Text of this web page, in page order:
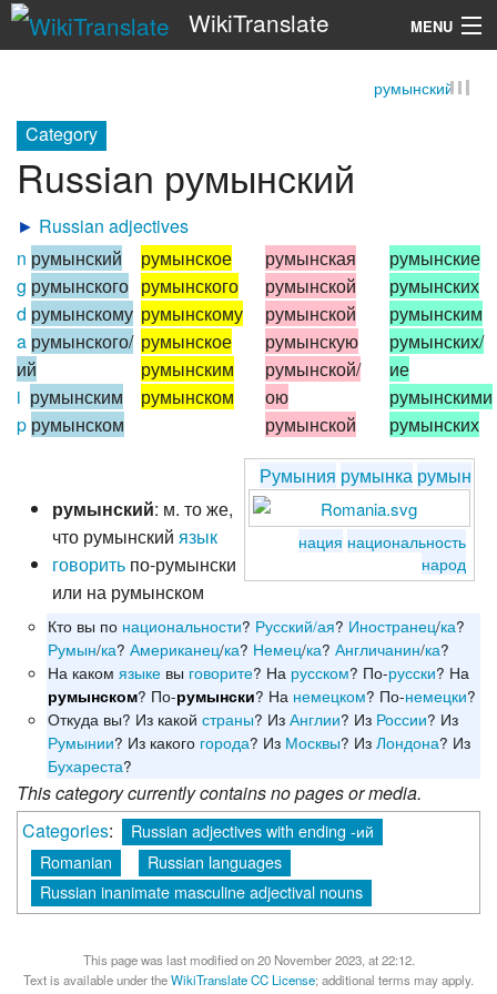
WikiTranslate MENU
румынский
Category
Russian румынский
► Russian adjectives
n румынский
g румынского
d румынскому
a румынского/
ий
i румынским
p румынском
румынское
румынского
румынскому
румынское
румынским
румынском
румынская
румынской
румынской
румынскую
румынской/
ою
румынской
румынские
румынских
румынским
румынских/
ие
румынскими
румынских
Румыния румынка румын
нация национальность
народ
румынский: м. то же,
что румынский язык
говорить по-румынски
или на румынском
Кто вы по национальности? Русский/ая? Иностранец/ка?
Румын/ка?Американец/ка? Немец/ка?Англичанин/ка?
На какомязыке вы говорите? На русском? По-русски? На
румынском? По-румынски? На немецком? По-немецки?
Откуда вы? Из какойстраны? ИзАнглии? Из России? Из
Румынии? Из какого города? Из Москвы? ИзЛондона? Из
Бухареста?
This category currently contains no pages or media.
Categories:
Russian adjectives with ending -ий
Romanian
Russian languages
Russian inanimate masculine adjectival nouns
This page was last modified on 20 November 2023, at 22:12.
Text is available under theWikiTranslate CC License; additional terms may apply.